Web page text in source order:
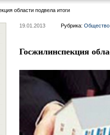
области подвела итоги
19.01.2013 Рубрика: Общество
Госжилинспекция